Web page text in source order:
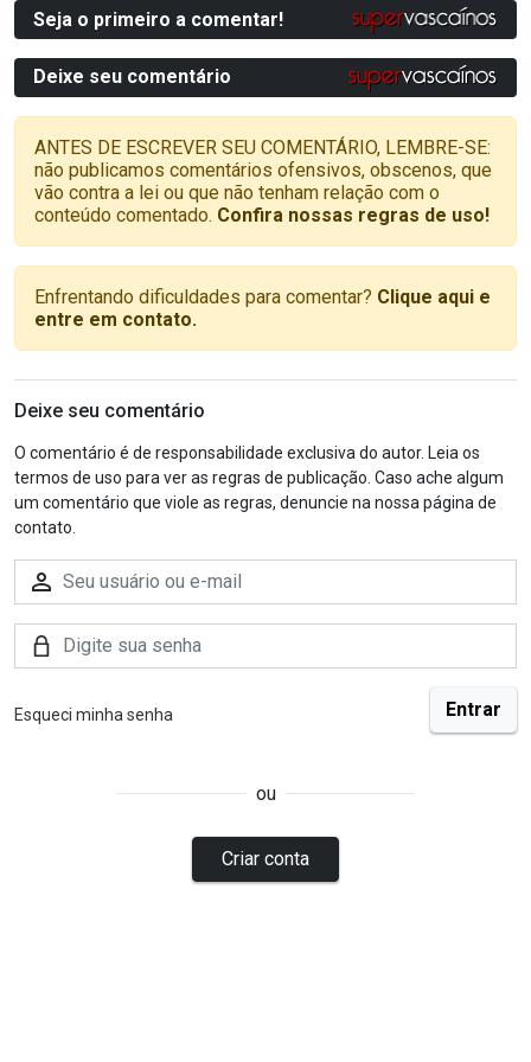
Seja o primeiro a comentar!
Deixe seu comentário
ANTES DE ESCREVER SEU COMENTÁRIO, LEMBRE-SE:
não publicamos comentários ofensivos, obscenos, que
vão contra a lei ou que não tenham relação com o
conteúdo comentado. Confira nossas regras de uso!
Enfrentando dificuldades para comentar? Clique aqui e
entre em contato.
Deixe seu comentário
O comentário é de responsabilidade exclusiva do autor. Leia os
termos de uso para ver as regras de publicação. Caso ache algum
um comentário que viole as regras, denuncie na nossa página de
contato.
Esqueci minha senha
ou
Criar conta